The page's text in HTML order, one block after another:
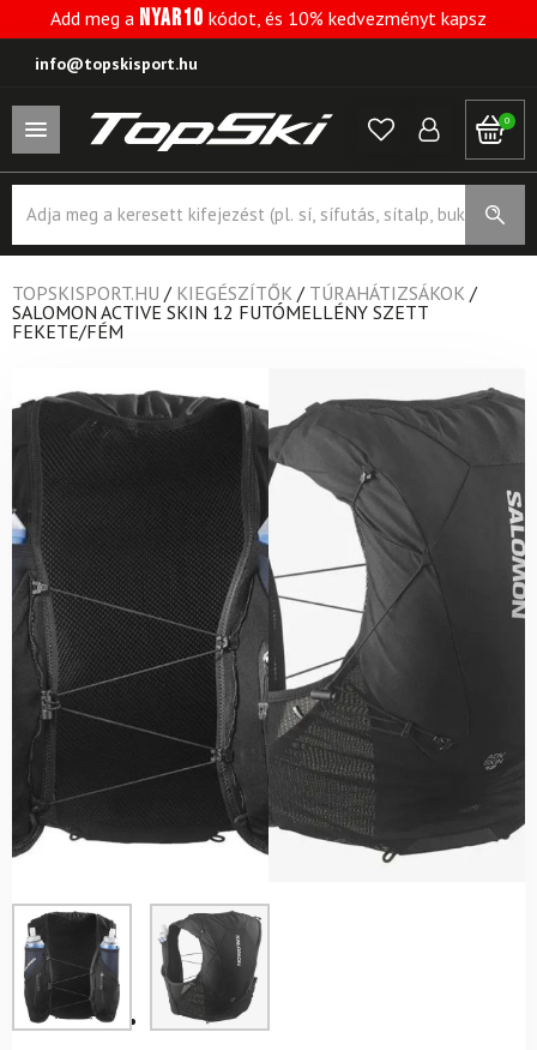
Add meg a NYAR10 kódot, és 10% kedvezményt kapsz
info@topskisport.hu
0
search
TOPSKISPORT.HU / KIEGÉSZÍTŐK / TÚRAHÁTIZSÁKOK /
SALOMON ACTIVE SKIN 12 FUTÓMELLÉNY SZETT
FEKETE/FÉM